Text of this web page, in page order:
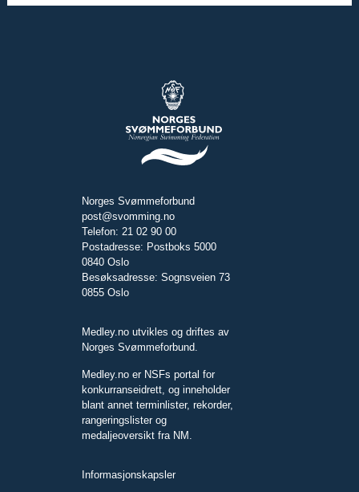
Norges Svømmeforbund
post@svomming.no
Telefon: 21 02 90 00
Postadresse: Postboks 5000
0840 Oslo
Besøksadresse: Sognsveien 73
0855 Oslo
Medley.no utvikles og driftes av
Norges Svømmeforbund.
Medley.no er NSFs portal for
konkurranseidrett, og inneholder
blant annet terminlister, rekorder,
rangeringslister og
medaljeoversikt fra NM.
Informasjonskapsler